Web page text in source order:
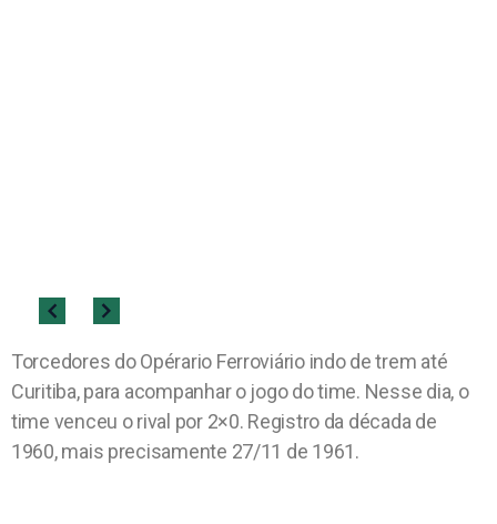
Torcedores do Opérario Ferroviário indo de trem até
Curitiba, para acompanhar o jogo do time. Nesse dia, o
time venceu o rival por 2×0. Registro da década de
1960, mais precisamente 27/11 de 1961.